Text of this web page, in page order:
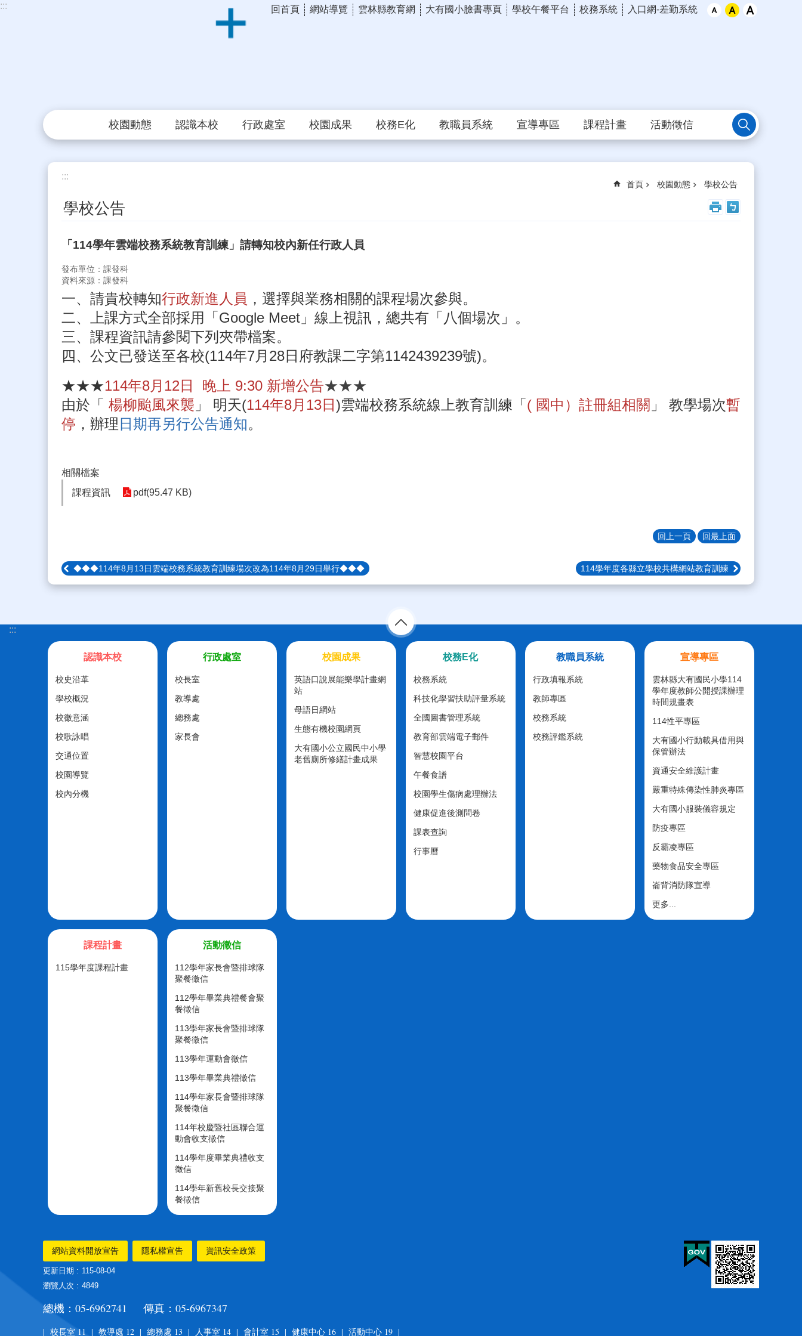
跳到主要內容區塊
::: 回首頁 網站導覽 雲林縣教育網 大有國小臉書專頁 學校午餐平台 校務系統 入口網-差勤系統
校園動態 認識本校 行政處室 校園成果 校務E化 教職員系統 宣導專區 課程計畫 活動徵信
:::
首頁 校園動態 學校公告
學校公告
「114學年雲端校務系統教育訓練」請轉知校內新任行政人員
發布單位：課發科
資料來源：課發科
一、請貴校轉知行政新進人員 ，選擇與業務相關的課程場次參與。
二、上課方式全部採用「Google Meet」線上視訊，總共有「八個場次」。
三、課程資訊請參閱下列夾帶檔案。
四、公文已發送至各校(114年7月28日府教課二字第1142439239號)。
★★★114年8月12日 晚上 9:30 新增公告★★★
由於「 楊柳颱風來襲 」 明天(114年8月13日 )雲端校務系統線上教育訓練「 ( 國中）註冊組相關 」 教學場次暫
停 ，辦理 日期再另行公告通知。
相關檔案
課程資訊
pdf(95.47 KB)
回上一頁 回最上面
◆◆◆114年8月13日雲端校務系統教育訓練場次改為114年8月29日舉行◆◆◆ 114學年度各縣立學校共構網站教育訓練
:::
認識本校
校史沿革
學校概況
校徽意涵
校歌詠唱
交通位置
校園導覽
校內分機
行政處室
校長室
教導處
總務處
家長會
校園成果
英語口說展能樂學計畫網
站
母語日網站
生態有機校園網頁
大有國小公立國民中小學
老舊廁所修繕計畫成果
校務E化
校務系統
科技化學習扶助評量系統
全國圖書管理系統
教育部雲端電子郵件
智慧校園平台
午餐食譜
校園學生傷病處理辦法
健康促進後測問卷
課表查詢
行事曆
教職員系統
行政填報系統
教師專區
校務系統
校務評鑑系統
宣導專區
雲林縣大有國民小學114
學年度教師公開授課辦理
時間規畫表
114性平專區
大有國小行動載具借用與
保管辦法
資通安全維護計畫
嚴重特殊傳染性肺炎專區
大有國小服裝儀容規定
防疫專區
反霸凌專區
藥物食品安全專區
崙背消防隊宣導
更多...
課程計畫
115學年度課程計畫
活動徵信
112學年家長會暨排球隊
聚餐徵信
112學年畢業典禮餐會聚
餐徵信
113學年家長會暨排球隊
聚餐徵信
113學年運動會徵信
113學年畢業典禮徵信
114學年家長會暨排球隊
聚餐徵信
114年校慶暨社區聯合運
動會收支徵信
114學年度畢業典禮收支
徵信
114學年新舊校長交接聚
餐徵信
網站資料開放宣告 隱私權宣告 資訊安全政策
更新日期
115-08-04
瀏覽人次
4849
總機：05-6962741 傳真：05-6967347
| 校長室 11 | 教導處 12 | 總務處 13 | 人事室 14 | 會計室 15 | 健康中心 16 | 活動中心 19 |